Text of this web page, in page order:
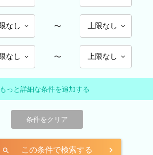
〜
〜
もっと詳細な条件を追加する
条件をクリア
search この条件で検索する